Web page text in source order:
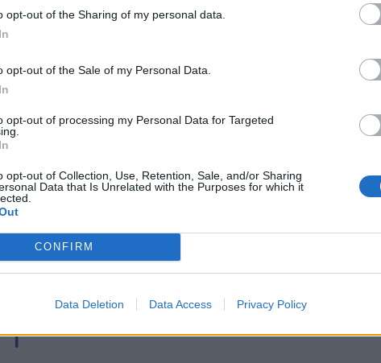
opt-out of the Sharing of my personal data.
opt-out of the Sale of my Personal Data.
opt-out of processing my Personal Data for Targeted
opt-out of Collection, Use, Retention, Sale, and/or Sharing
Data that Is Unrelated with the Purposes for which it
CONFIRM
Data Deletion Data Access Privacy Policy
Με τα προϊόντα Aruba
Aruba Instant On, παρέχονται από τη
ακριβώς για να καλύψουν
απαιτήσεις και να προσφέρουν στις
μικρό αρχικό κόστος, χωρίς κρυφές χρεώσεις
άδειες.